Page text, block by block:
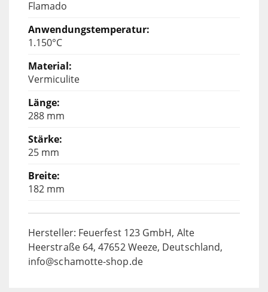
Flamado
1.150°C
Vermiculite
288 mm
25 mm
182 mm
Hersteller: Feuerfest 123 GmbH, Alte
Heerstraße 64, 47652 Weeze, Deutschland,
info@schamotte-shop.de